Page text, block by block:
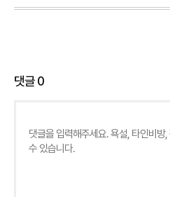
댓글0